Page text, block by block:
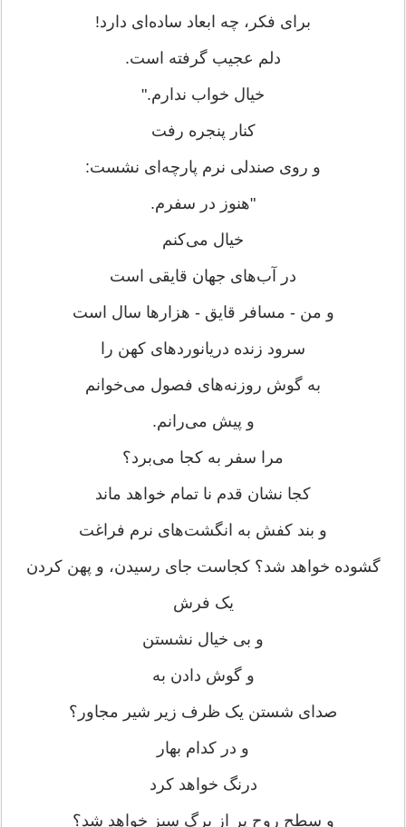
برای فکر، چه ابعاد ساده‌ای دارد!
دلم عجیب گرفته است.
خیال خواب ندارم."
کنار پنجره رفت
و روی صندلی نرم پارچه‌ای نشست:
"هنوز در سفرم.
خیال می‌کنم
در آب‌های جهان قایقی است
و من - مسافر قایق - هزارها سال است
سرود زنده دریانوردهای کهن را
به گوش روزنه‌های فصول می‌خوانم
و پیش می‌رانم.
مرا سفر به کجا می‌برد؟
کجا نشان قدم نا تمام خواهد ماند
و بند کفش به انگشت‌های نرم فراغت
گشوده خواهد شد؟ کجاست جای رسیدن، و پهن کردن
یک فرش
و بی خیال نشستن
و گوش دادن به
صدای شستن یک ظرف زیر شیر مجاور؟
و در کدام بهار
درنگ خواهد کرد
و سطح روح پر از برگ سبز خواهد شد؟